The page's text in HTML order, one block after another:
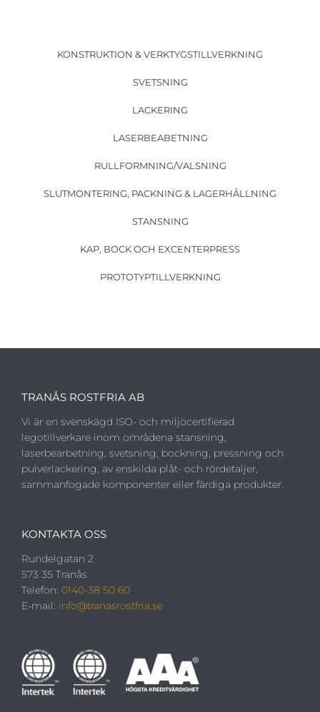
KONSTRUKTION & VERKTYGSTILLVERKNING
SVETSNING
LACKERING
LASERBEABETNING
RULLFORMNING/VALSNING
SLUTMONTERING, PACKNING & LAGERHÅLLNING
STANSNING
KAP, BOCK OCH EXCENTERPRESS
PROTOTYPTILLVERKNING
TRANÅS ROSTFRIA AB
Vi är en svenskägd ISO- och miljöcertifierad
legotillverkare inom områdena stansning,
laserbearbetning, svetsning, bockning, pressning och
pulverlackering, av enskilda plåt- och rördetaljer,
sammanfogade komponenter eller färdiga produkter.
KONTAKTA OSS
Rundelgatan 2
573 35 Tranås
Telefon: 0140-38 50 60
E-mail: info@tranasrostfria.se